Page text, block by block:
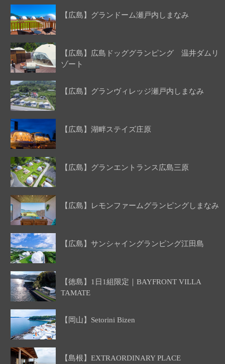
【広島】グランドーム瀬戸内しまなみ
【広島】広島ドッググランピング 温井ダムリ
ゾート
【広島】グランヴィレッジ瀬戸内しまなみ
【広島】湖畔ステイズ庄原
【広島】グランエントランス広島三原
【広島】レモンファームグランピングしまなみ
【広島】サンシャイングランピング江田島
【徳島】1日1組限定｜BAYFRONT VILLA
TAMATE
【岡山】Setorini Bizen
【島根】EXTRAORDINARY PLACE